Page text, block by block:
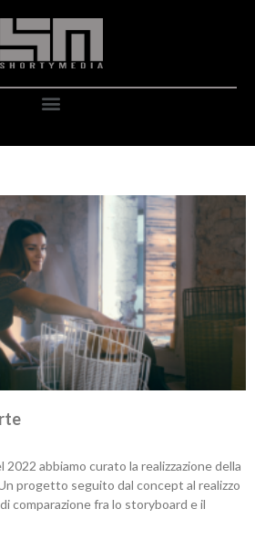
abbiamo curato la realizzazione della
progetto seguito dal concept al realizzo
comparazione fra lo storyboard e il